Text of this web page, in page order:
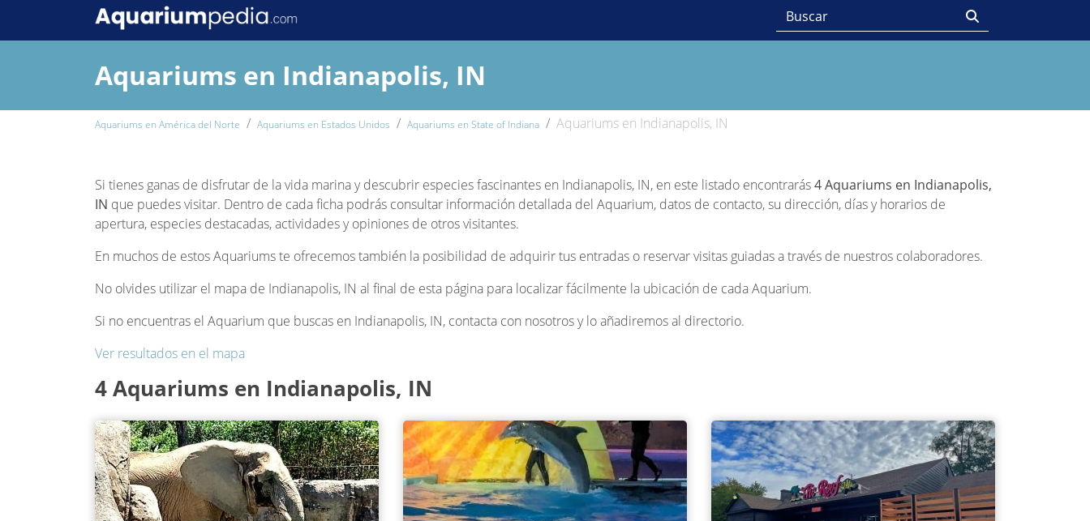
Aquariums en Indianapolis, IN
Aquariums en América del Norte Aquariums en Estados Unidos Aquariums en State of Indiana Aquariums en Indianapolis, IN
Si tienes ganas de disfrutar de la vida marina y descubrir especies fascinantes en Indianapolis, IN, en este listado encontrarás4 Aquariums en Indianapolis,
IN que puedes visitar. Dentro de cada ficha podrás consultar información detallada del Aquarium, datos de contacto, su dirección, días y horarios de
apertura, especies destacadas, actividades y opiniones de otros visitantes.
En muchos de estos Aquariums te ofrecemos también la posibilidad de adquirir tus entradas o reservar visitas guiadas a través de nuestros colaboradores.
No olvides utilizar el mapa de Indianapolis, IN al final de esta página para localizar fácilmente la ubicación de cada Aquarium.
Si no encuentras el Aquarium que buscas en Indianapolis, IN, contacta con nosotros y lo añadiremos al directorio.
Ver resultados en el mapa
4 Aquariums en Indianapolis, IN